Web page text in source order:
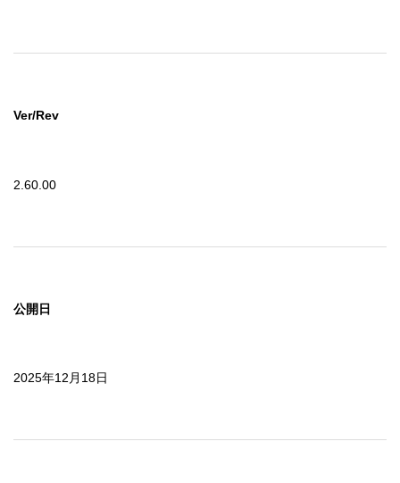
Ver/Rev
2.60.00
公開日
2025年12月18日